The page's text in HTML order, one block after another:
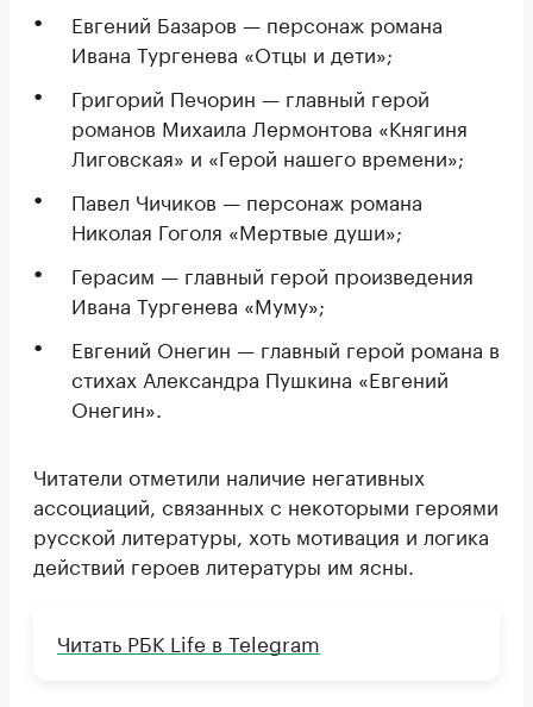
Евгений Базаров — персонаж романа
Ивана Тургенева «Отцы и дети»;
Григорий Печорин — главный герой
романов Михаила Лермонтова «Княгиня
Лиговская» и «Герой нашего времени»;
Павел Чичиков — персонаж романа
Николая Гоголя «Мертвые души»;
Герасим — главный герой произведения
Ивана Тургенева «Муму»;
Евгений Онегин — главный герой романа в
стихах Александра Пушкина «Евгений
Онегин».
Читатели отметили наличие негативных
ассоциаций, связанных с некоторыми героями
русской литературы, хоть мотивация и логика
действий героев литературы им ясны.
Читать РБК Life в Telegram